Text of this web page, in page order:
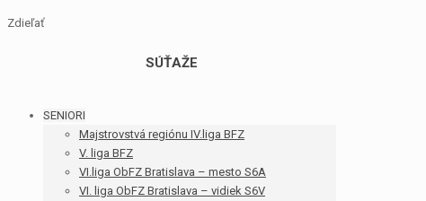
Zdieľať
SÚŤAŽE
SENIORI
Majstrovstvá regiónu IV.liga BFZ
V. liga BFZ
VI.liga ObFZ Bratislava – mesto S6A
VI. liga ObFZ Bratislava – vidiek S6V